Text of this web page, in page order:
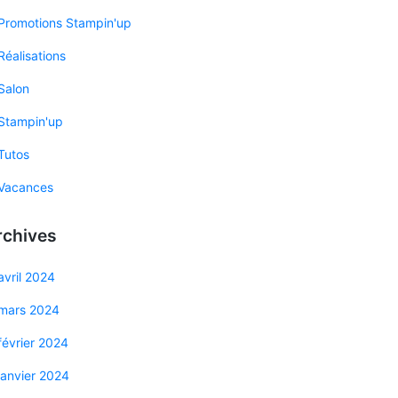
Stampin'up
2024
2024
2024
2024